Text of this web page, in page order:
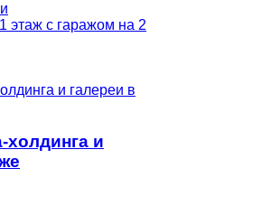
этаж с гаражом на 2
холдинга и